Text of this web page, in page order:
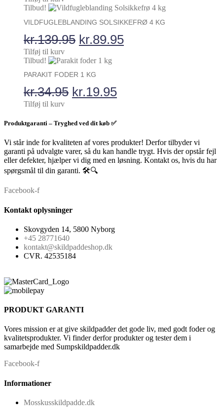
pris
var:
kr.69.95.
pris
er:
kr.44.95.
Tilbud!
VILDFUGLEBLANDING SOLSIKKEFRØ 4 KG
kr.139.95 Den
oprindelige
pris
var:
kr.139.95.
kr.89.95Den
Tilføj til kurv
Tilbud!
PARAKIT FODER 1 KG
kr.34.95 Den
pris
var:
kr.34.95.
kr.19.95Den
er:
kr.19.95.
Tilføj til kurv
Produktgaranti – Tryghed ved dit køb ✅
Vi står inde for kvaliteten af vores produkter! Derfor tilbyder vi
garanti på udvalgte varer, så du kan handle trygt. Hvis der opstår fejl
eller defekter, hjælper vi dig med en løsning. Kontakt os, hvis du har
spørgsmål til din garanti. 🛠️🔍
Facebook-f
Kontakt oplysninger
Skovgyden 14, 5800 Nyborg
+45 28771640
kontakt@skildpaddeshop.dk
CVR. 42535184
PRODUKT GARANTI
Vores mission er at give skildpadder det gode liv, med godt foder og
kvalitetsprodukter. Vi finder derfor produkter og tester dem i
samarbejde med Sumpskildpadder.dk
Facebook-f
Informationer
Mosskusskildpadde.dk